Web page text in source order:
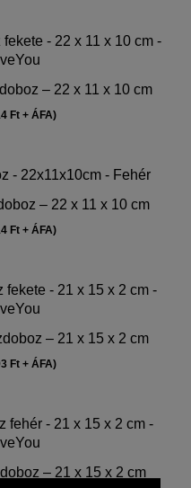
– 22 x 11 x 10 cm
Ft + ÁFA)
– 22 x 11 x 10 cm
Ft + ÁFA)
– 21 x 15 x 2 cm
Ft + ÁFA)
– 21 x 15 x 2 cm